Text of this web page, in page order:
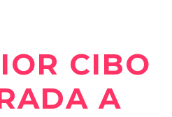
CIBO
A